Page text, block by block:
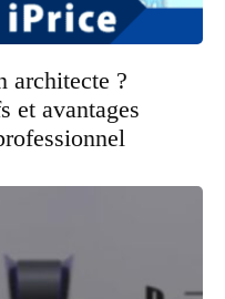
architecte ?
et avantages